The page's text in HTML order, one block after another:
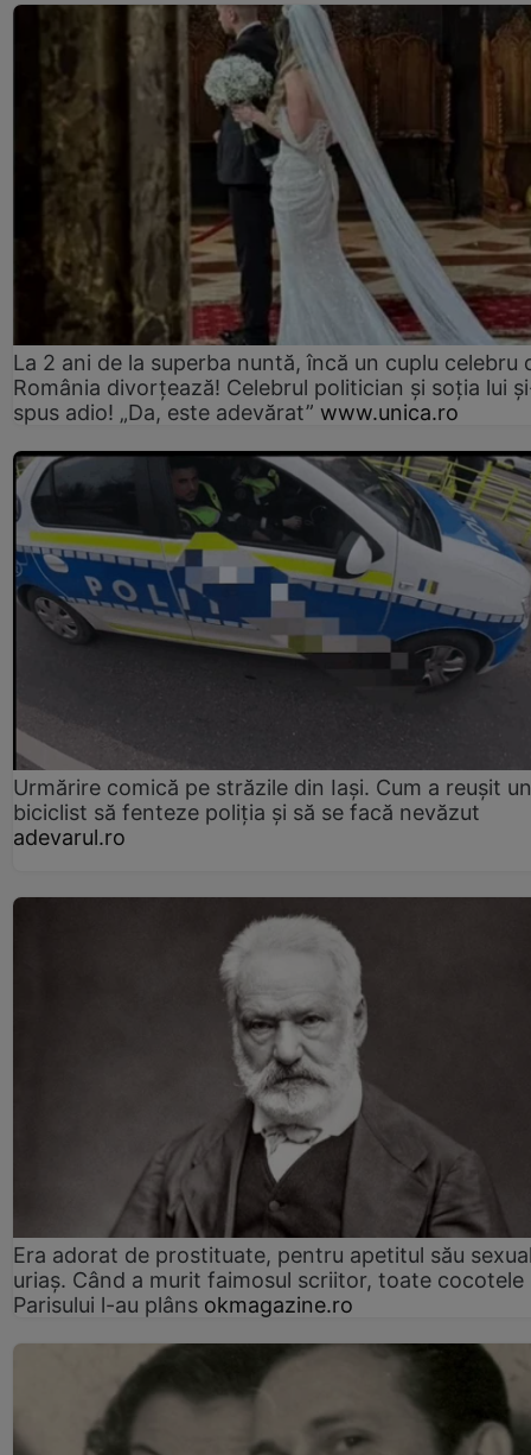
La 2 ani de la superba nuntă, încă un cuplu celebru
România divorțează! Celebrul politician și soția lui
spus adio! „Da, este adevărat” www.unica.ro
Urmărire comică pe străzile din Iași. Cum a reușit un
biciclist să fenteze poliția și să se facă nevăzut
adevarul.ro
Era adorat de prostituate, pentru apetitul său
uriaș. Când a murit faimosul scriitor, toate cocotele
Parisului l-au plâns okmagazine.ro